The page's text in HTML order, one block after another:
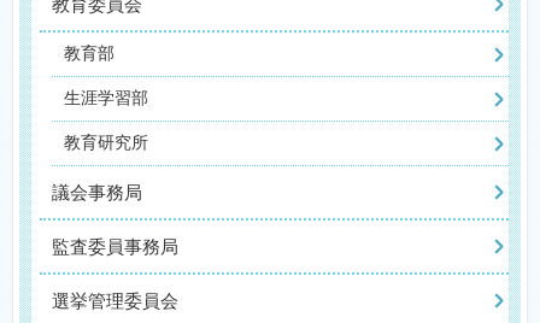
教育部
生涯学習部
教育研究所
議会事務局
監査委員事務局
選挙管理委員会